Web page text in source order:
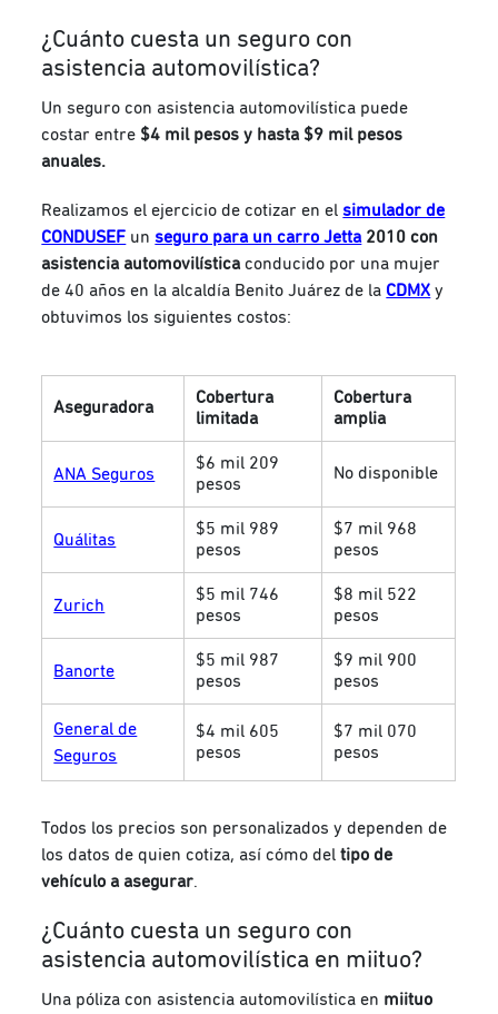
¿Cuánto cuesta un seguro con
asistencia automovilística?
Un seguro con asistencia automovilística puede
costar entre $4 mil pesos y hasta $9 mil pesos
anuales.
Realizamos el ejercicio de cotizar en el simulador de
CONDUSEF un seguro para un carro Jetta 2010 con
asistencia automovilísticaconducido por una mujer
de 40 años en la alcaldía Benito Juárez de la CDMX y
obtuvimos los siguientes costos:
Aseguradora
Cobertura
limitada
Cobertura
amplia
ANA Seguros
$6 mil 209
pesos
No disponible
Quálitas
$5 mil 989
pesos
$7 mil 968
pesos
Zurich
$5 mil 746
pesos
$8 mil 522
pesos
Banorte
$5 mil 987
pesos
$9 mil 900
pesos
General de
Seguros
$4 mil 605
pesos
$7 mil 070
pesos
Todos los precios son personalizados y dependen de
los datos de quien cotiza, así cómo deltipo de
vehículo a asegurar.
¿Cuánto cuesta un seguro con
asistencia automovilística en miituo?
Una póliza con asistencia automovilística en miituo